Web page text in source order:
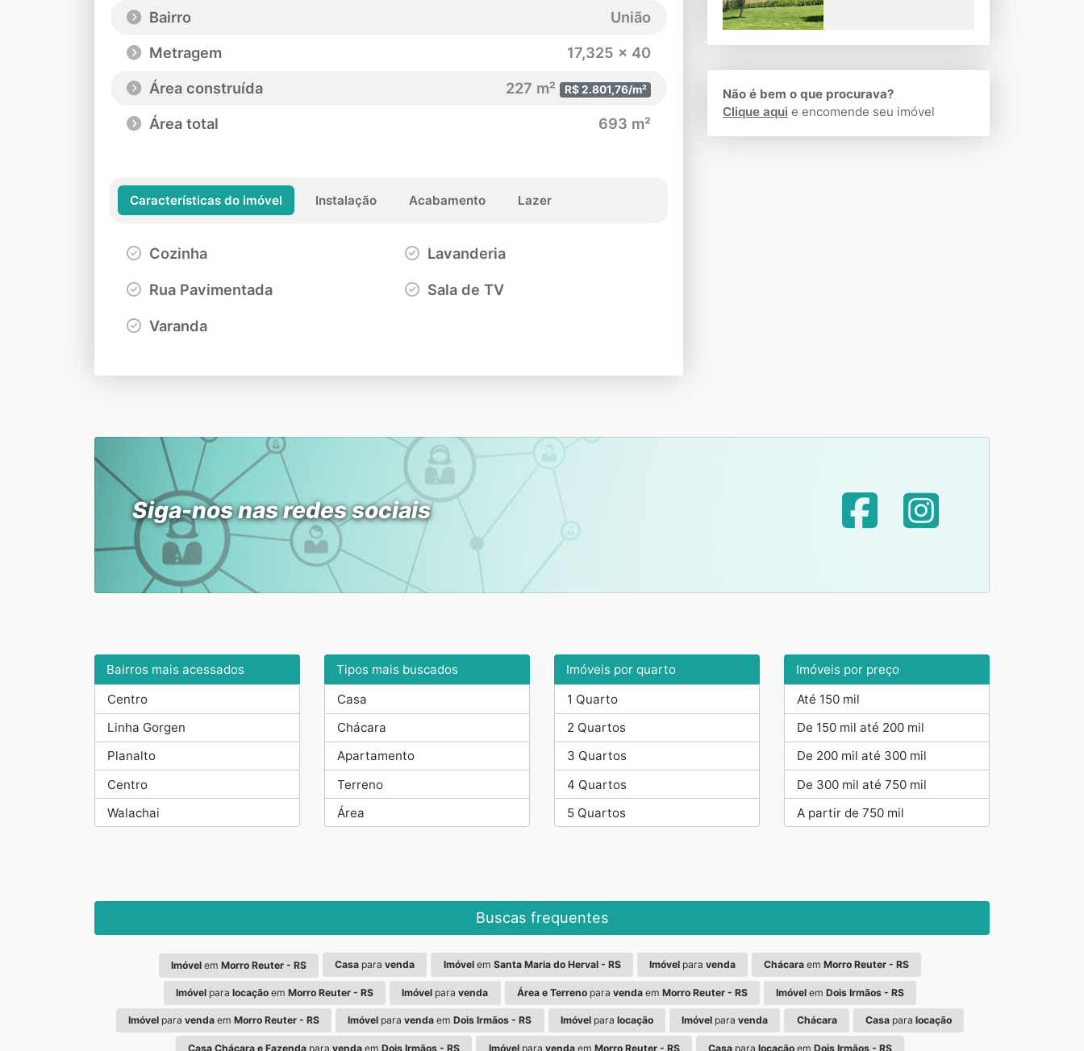
Bairro
União
Metragem
17,325 x 40
Área construída
227 m² R$ 2.801,76/m²
Área total 693 m²
Características do imóvel Instalação Acabamento Lazer
Cozinha Lavanderia
Rua Pavimentada Sala de TV
Varanda
Não é bem o que procurava?
Clique aqui e encomende seu imóvel
Siga-nos nas redes sociais
Bairros mais acessados
Centro
Linha Gorgen
Planalto
Centro
Walachai
Tipos mais buscados
Casa
Chácara
Apartamento
Terreno
Área
Imóveis por quarto
1 Quarto
2 Quartos
3 Quartos
4 Quartos
5 Quartos
Imóveis por preço
Até 150 mil
De 150 mil até 200 mil
De 200 mil até 300 mil
De 300 mil até 750 mil
A partir de 750 mil
Buscas frequentes
Imóvelem Morro Reuter - RS Casa paravenda Imóvelem Santa Maria do Herval - RS Imóvelpara venda Chácara emMorro Reuter - RS
Imóvelpara locaçãoem Morro Reuter - RS Imóvel paravenda Área e Terrenopara vendaem Morro Reuter - RS Imóvel emDois Irmãos - RS
Imóvel paravenda emMorro Reuter - RS Imóvel paravenda emDois Irmãos - RS Imóvelpara locação Imóvel paravenda Chácara Casapara locação
Casa Chácara e Fazenda paravenda emDois Irmãos - RS Imóvelpara vendaem Morro Reuter - RS Casapara locaçãoem Dois Irmãos - RS